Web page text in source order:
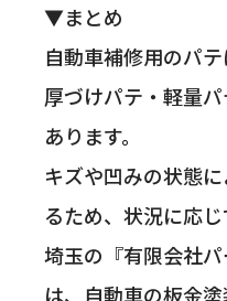
▼まとめ
自動車補修用のパ
厚づけパテ・軽量
あります。
キズや凹みの状態
るため、状況に応じ
埼玉の『有限会社パ
は、自動車の板金塗